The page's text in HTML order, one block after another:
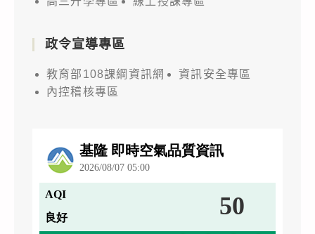
政令宣導專區
教育部108課綱資訊網
資訊安全專區
內控稽核專區